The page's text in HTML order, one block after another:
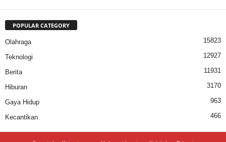
POPULAR CATEGORY
Olahraga 15823
Teknologi 12927
Berita 11931
Hiburan 3170
Gaya Hidup 963
Kecantikan 466